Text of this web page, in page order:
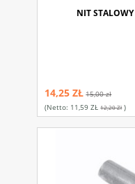
NIT
14,25 ZŁ 15,00 zł
(netto: 11,59 ZŁ 12,20 Zł)